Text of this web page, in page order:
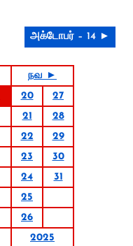
அக்டோபர் – 14 ►
நவ ►
20
27
21
28
22
29
23
30
24
31
25
26
2025